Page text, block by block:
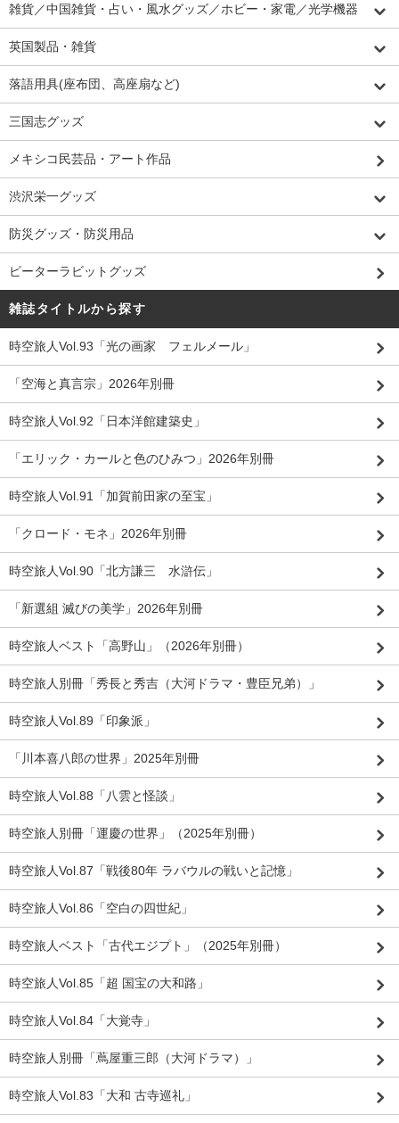
雑貨／中国雑貨・占い・風水グッズ／ホビー・家電／光学機器
英国製品・雑貨
落語用具(座布団、高座扇など)
三国志グッズ
メキシコ民芸品・アート作品
渋沢栄一グッズ
防災グッズ・防災用品
ピーターラビットグッズ
雑誌タイトルから探す
時空旅人Vol.93「光の画家 フェルメール」
「空海と真言宗」2026年別冊
時空旅人Vol.92「日本洋館建築史」
「エリック・カールと色のひみつ」2026年別冊
時空旅人Vol.91「加賀前田家の至宝」
「クロード・モネ」2026年別冊
時空旅人Vol.90「北方謙三 水滸伝」
「新選組 滅びの美学」2026年別冊
時空旅人ベスト「高野山」（2026年別冊）
時空旅人別冊「秀長と秀吉（大河ドラマ・豊臣兄弟）」
時空旅人Vol.89「印象派」
「川本喜八郎の世界」2025年別冊
時空旅人Vol.88「八雲と怪談」
時空旅人別冊「運慶の世界」（2025年別冊）
時空旅人Vol.87「戦後80年 ラバウルの戦いと記憶」
時空旅人Vol.86「空白の四世紀」
時空旅人ベスト「古代エジプト」（2025年別冊）
時空旅人Vol.85「超 国宝の大和路」
時空旅人Vol.84「大覚寺」
時空旅人別冊「蔦屋重三郎（大河ドラマ）」
時空旅人Vol.83「大和 古寺巡礼」